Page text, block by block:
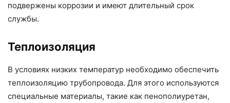
подвержены коррозии и имеют длительный срок
службы.
Теплоизоляция
В условиях низких температур необходимо обеспечить
теплоизоляцию трубопровода. Для этого используются
специальные материалы, такие как пенополиуретан,